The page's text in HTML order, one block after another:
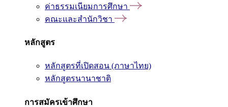
ค่าธรรมเนียมการศึกษา
คณะและสำนักวิชา
หลักสูตร
หลักสูตรที่เปิดสอน (ภาษาไทย)
หลักสูตรนานาชาติ
การสมัครเข้าศึกษา